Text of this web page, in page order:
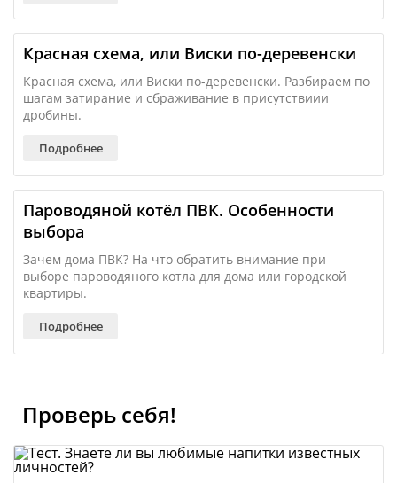
Красная схема, или Виски по-деревенски
Красная схема, или Виски по-деревенски. Разбираем по
шагам затирание и сбраживание в присутствиии
дробины.
Подробнее
Пароводяной котёл ПВК. Особенности
выбора
Зачем дома ПВК? На что обратить внимание при
выборе пароводяного котла для дома или городской
квартиры.
Подробнее
Проверь себя!